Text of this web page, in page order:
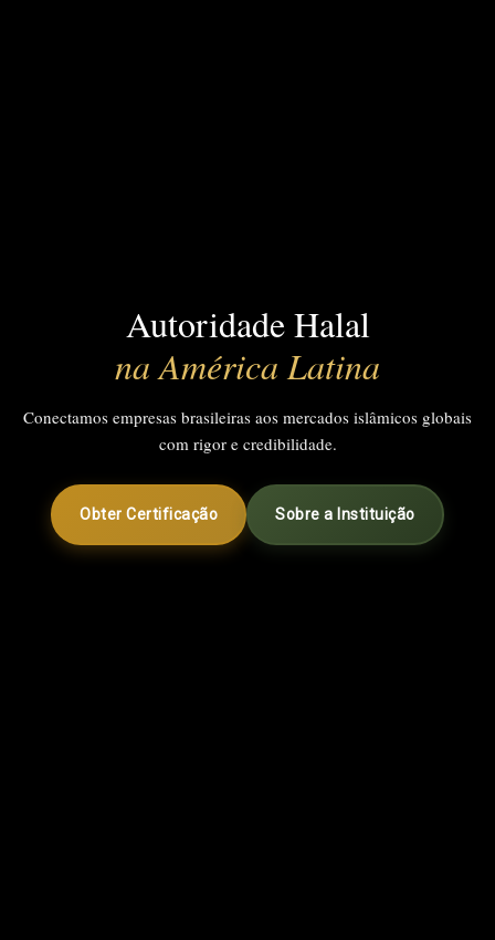
Autoridade Halal
na América Latina
Conectamos empresas brasileiras aos mercados islâmicos globais
com rigor e credibilidade.
Obter Certificação Sobre a Instituição